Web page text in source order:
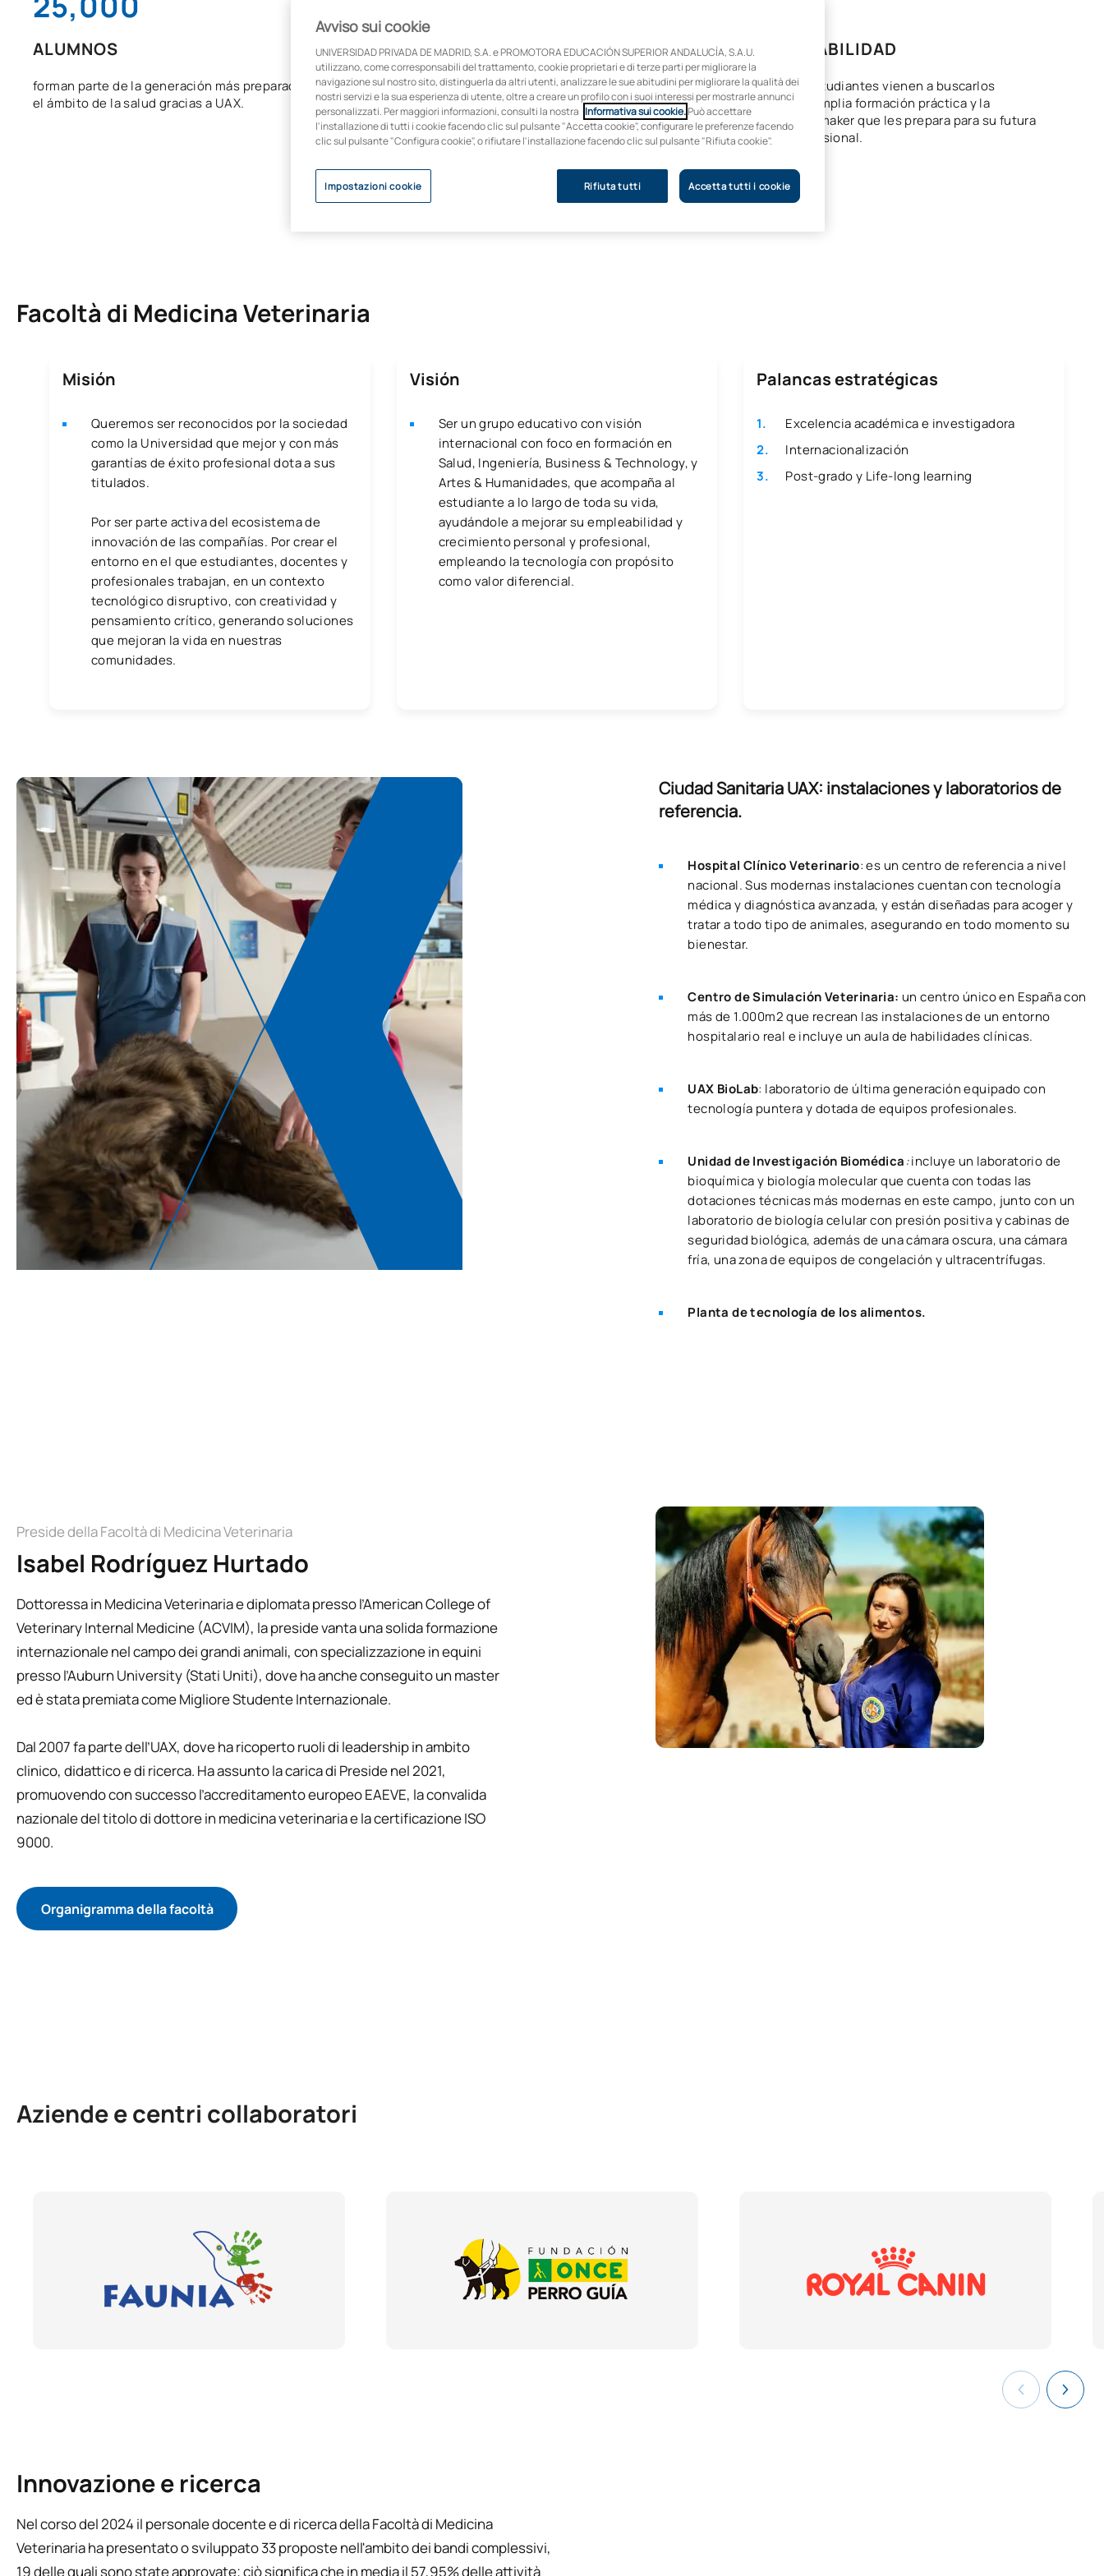
ALUMNOS
forman parte de la generación más preparada en
el ámbito de la salud gracias a UAX.
CONVENIOS DE COLABORACIÓN
con clínicas, empresas e instituciones sanitarias
de referencia, así como empresas del área health
que están cambiando la sociedad a través de la
tecnología.
% EMPLEABILIDAD
a nuestros estudiantes vienen a buscarlos
gracias a su amplia formación práctica y la
metodología maker que les prepara para su futura
realidad profesional.
Facoltà di Medicina Veterinaria
Misión
Queremos ser reconocidos por la sociedad
como la Universidad que mejor y con más
garantías de éxito profesional dota a sus
titulados.
Por ser parte activa del ecosistema de
innovación de las compañías. Por crear el
entorno en el que estudiantes, docentes y
profesionales trabajan, en un contexto
tecnológico disruptivo, con creatividad y
pensamiento crítico, generando soluciones
que mejoran la vida en nuestras
comunidades.
Visión
Ser un grupo educativo con visión
internacional con foco en formación en
Salud, Ingeniería, Business & Technology, y
Artes & Humanidades, que acompaña al
estudiante a lo largo de toda su vida,
ayudándole a mejorar su empleabilidad y
crecimiento personal y profesional,
empleando la tecnología con propósito
como valor diferencial.
Palancas estratégicas
Excelencia académica e investigadora
Internacionalización
Post-grado y Life-long learning
Ciudad Sanitaria UAX: instalaciones y laboratorios de
referencia.
Hospital Clínico Veterinario: es un centro de referencia a nivel
nacional. Sus modernas instalaciones cuentan con tecnología
médica y diagnóstica avanzada, y están diseñadas para acoger y
tratar a todo tipo de animales, asegurando en todo momento su
bienestar.
Centro de Simulación Veterinaria: un centro único en España con
más de 1.000m2 que recrean las instalaciones de un entorno
hospitalario real e incluye un aula de habilidades clínicas.
UAX BioLab: laboratorio de última generación equipado con
tecnología puntera y dotada de equipos profesionales.
Unidad de Investigación Biomédica:incluye un laboratorio de
bioquímica y biología molecular que cuenta con todas las
dotaciones técnicas más modernas en este campo, junto con un
laboratorio de biología celular con presión positiva y cabinas de
seguridad biológica, además de una cámara oscura, una cámara
fría, una zona de equipos de congelación y ultracentrífugas.
Planta de tecnología de los alimentos.
Preside della Facoltà di Medicina Veterinaria
Isabel Rodríguez Hurtado
Dottoressa in Medicina Veterinaria e diplomata presso l’American College of
Veterinary Internal Medicine (ACVIM), la preside vanta una solida formazione
internazionale nel campo dei grandi animali, con specializzazione in equini
presso l’Auburn University (Stati Uniti), dove ha anche conseguito un master
ed è stata premiata come Migliore Studente Internazionale.
Dal 2007 fa parte dell’UAX, dove ha ricoperto ruoli di leadership in ambito
clinico, didattico e di ricerca. Ha assunto la carica di Preside nel 2021,
promuovendo con successo l’accreditamento europeo EAEVE, la convalida
nazionale del titolo di dottore in medicina veterinaria e la certificazione ISO
9000.
Organigramma della facoltà
Aziende e centri collaboratori
Innovazione e ricerca
Nel corso del 2024 il personale docente e di ricerca della Facoltà di Medicina
Veterinaria ha presentato o sviluppato 33 proposte nell'ambito dei bandi complessivi,
19 delle quali sono state approvate; ciò significa che in media il 57,95% delle attività
Avviso sui cookie
UNIVERSIDAD PRIVADA DE MADRID, S.A. e PROMOTORA EDUCACIÓN SUPERIOR ANDALUCÍA, S.A.U.
utilizzano, come corresponsabili del trattamento, cookie proprietari e di terze parti per migliorare la
navigazione sul nostro sito, distinguerla da altri utenti, analizzare le sue abitudini per migliorare la qualità dei
nostri servizi e la sua esperienza di utente, oltre a creare un profilo con i suoi interessi per mostrarle annunci
personalizzati. Per maggiori informazioni, consulti la nostra Informativa sui cookie.Può accettare
l'installazione di tutti i cookie facendo clic sul pulsante "Accetta cookie", configurare le preferenze facendo
clic sul pulsante "Configura cookie", o rifiutare l'installazione facendo clic sul pulsante "Rifiuta cookie".
Rifiuta tutti Accetta tutti i cookie
Impostazioni cookie